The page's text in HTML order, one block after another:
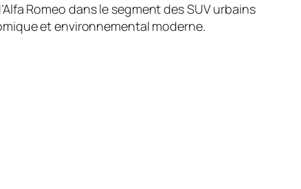
Romeo dans le segment des SUV urbains
et environnemental moderne.